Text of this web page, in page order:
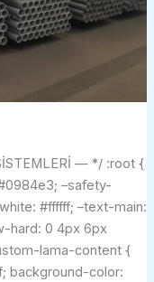
— */ :root {
–safety-
#ffffff; –text-main:
hard: 0 4px 6px
lama-content {
background-color: